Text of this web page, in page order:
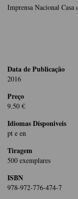
Imprensa Nacional
Data de Publicação
2016
Preço
9.50 €
Idiomas Dísponiveis
pt e en
Tiragem
500 exemplares
ISBN
978-972-776-474-7